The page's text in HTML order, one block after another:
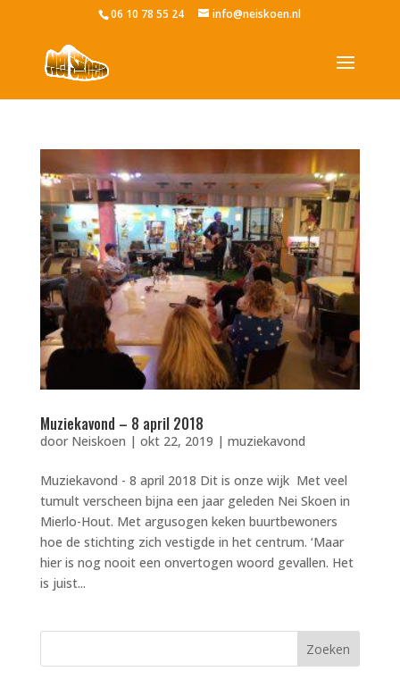
06 10 78 55 24 info@neiskoen.nl
Muziekavond – 8 april 2018
door Neiskoen | okt 22, 2019 | muziekavond
Muziekavond - 8 april 2018 Dit is onze wijk Met veel
tumult verscheen bijna een jaar geleden Nei Skoen in
Mierlo-Hout. Met argusogen keken buurtbewoners
hoe de stichting zich vestigde in het centrum. ‘Maar
hier is nog nooit een onvertogen woord gevallen. Het
is juist...